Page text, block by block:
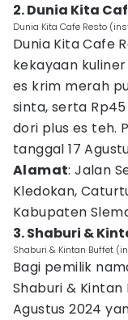
2. Dunia Kita
Dunia Kita Cafe Resto
Dunia Kita Cafe
kekayaan
es krim merah
sinta, serta
dori plus es teh.
tanggal 17
Alamat: Jalan
Kledokan,
Kabupaten
3. Shaburi &
Shaburi & Kintan Buffet
Bagi pemilik
Shaburi &
Agustus 2024